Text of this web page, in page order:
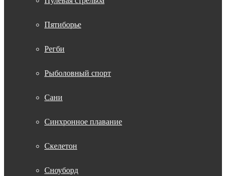
Пятиборье
Регби
Рыболовный спорт
Сани
Синхронное плавание
Скелетон
Сноуборд